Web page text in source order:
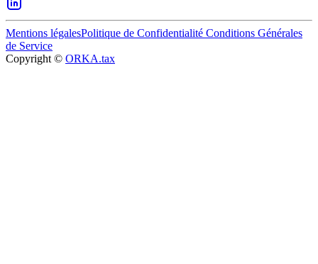
Mentions légalesPolitique de Confidentialité Conditions Générales
de Service
Copyright © ORKA.tax